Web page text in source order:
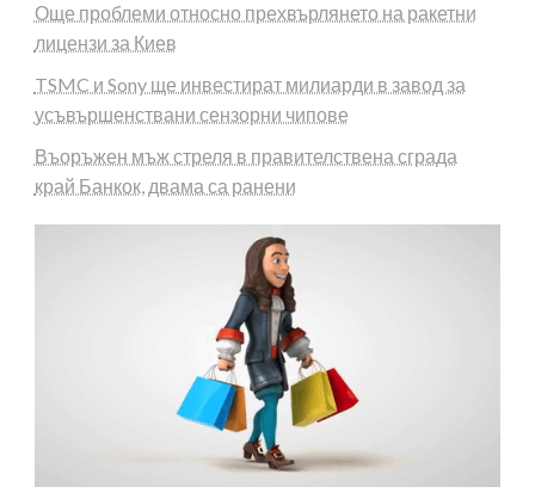
Още проблеми относно прехвърлянето на ракетни
лицензи за Киев
TSMC и Sony ще инвестират милиарди в завод за
усъвършенствани сензорни чипове
Въоръжен мъж стреля в правителствена сграда
край Банкок, двама са ранени